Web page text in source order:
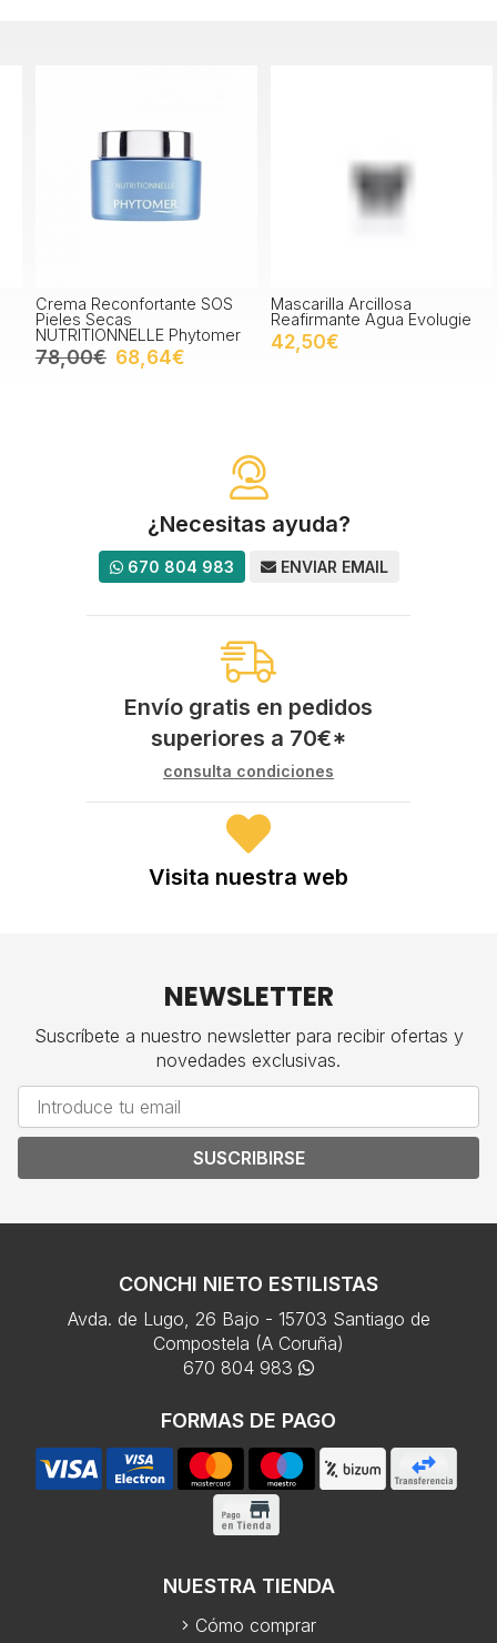
Crema Reconfortante SOS
Pieles Secas
NUTRITIONNELLE Phytomer
78,00€ 68,64€
Mascarilla Arcillosa
Reafirmante Agua Evolugie
42,50€
¿Necesitas ayuda?
670 804 983 ENVIAR EMAIL
Envío gratis en pedidos
superiores a 70€*
consulta condiciones
Visita nuestra web
NEWSLETTER
Suscríbete a nuestro newsletter para recibir ofertas y
novedades exclusivas.
SUSCRIBIRSE
CONCHI NIETO ESTILISTAS
Avda. de Lugo, 26 Bajo - 15703 Santiago de
Compostela (A Coruña)
670 804 983
FORMAS DE PAGO
NUESTRA TIENDA
Cómo comprar